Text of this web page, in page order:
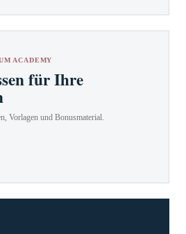
ACADEMY
für Ihre
Vorlagen und Bonusmaterial.